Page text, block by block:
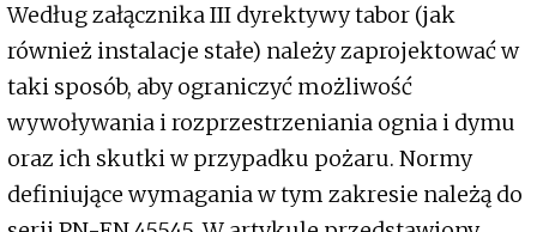
Według załącznika III dyrektywy tabor (jak
również instalacje stałe) należy zaprojektować w
taki sposób, aby ograniczyć możliwość
wywoływania i rozprzestrzeniania ognia i dymu
oraz ich skutki w przypadku pożaru. Normy
definiujące wymagania w tym zakresie należą do